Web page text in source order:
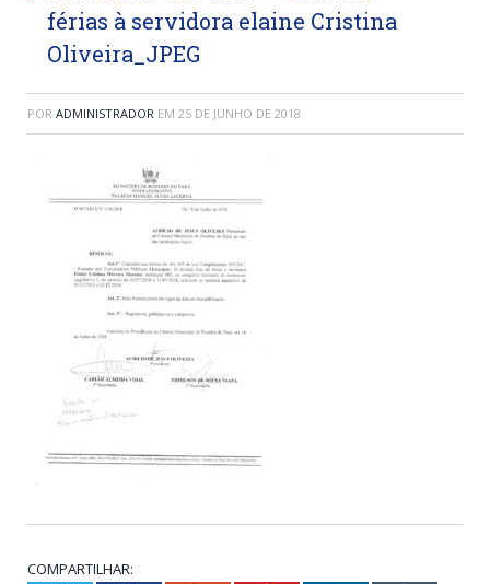
férias à servidora elaine Cristina
Oliveira_JPEG
POR ADMINISTRADOR EM 25 DE JUNHO DE 2018
COMPARTILHAR: